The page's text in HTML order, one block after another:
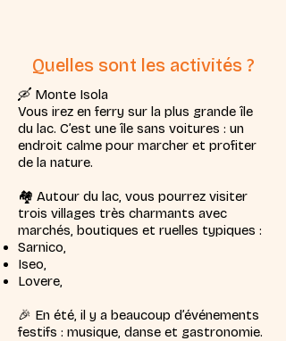
Quelles sont les activités ?
🛶 Monte Isola
Vous irez en ferry sur la plus grande île
du lac. C’est une île sans voitures : un
endroit calme pour marcher et profiter
de la nature.
🏘️ Autour du lac, vous pourrez visiter
trois villages très charmants avec
marchés, boutiques et ruelles typiques :
Sarnico,
Iseo,
Lovere,
🎉 En été, il y a beaucoup d’événements
festifs : musique, danse et gastronomie.